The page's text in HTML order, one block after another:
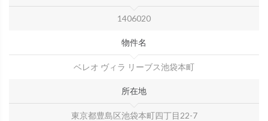
1406020
物件名
ベレオ ヴィラ リーブス池袋本町
所在地
東京都豊島区池袋本町四丁目22-7